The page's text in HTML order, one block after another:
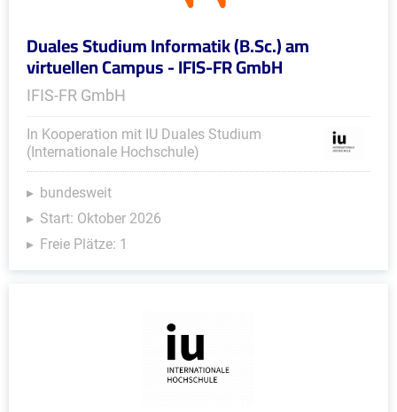
Duales Studium Informatik (B.Sc.) am
virtuellen Campus - IFIS-FR GmbH
IFIS-FR GmbH
In Kooperation mit IU Duales Studium
(Internationale Hochschule)
bundesweit
Start: Oktober 2026
Freie Plätze: 1